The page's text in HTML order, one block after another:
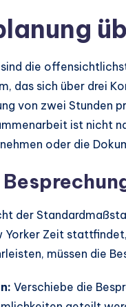
die
das sich über drei
von zwei Stunden
ist nicht
oder die
der
Yorker Zeit
müssen die
Verschiebe die